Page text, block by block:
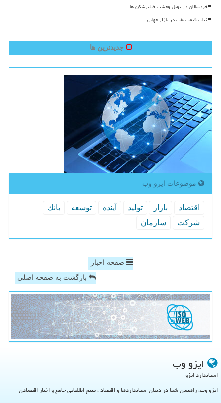
خردسالان در تونل وحشت فیلترشکن ها
ثبات قیمت نفت در بازار جهانی
جدیدترین ها
موضوعات ایزو وب
اقتصاد بازار تولید آینده توسعه
بانك
شركت
سازمان
صفحه اخبار
بازگشت به صفحه اصلی
ایزو وب
استاندارد ایزو
ایزو وب، راهنمای شما در دنیای استانداردها و اقتصاد ، منبع اطلاعاتی جامع و اخبار اقتصادی